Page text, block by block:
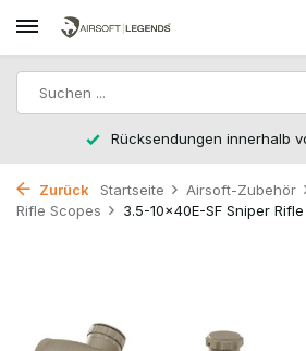
Rücksendungen innerhalb
Zurück Startseite Airsoft-Zubehör
Rifle Scopes
3.5-10x40E-SF Sniper Rifle